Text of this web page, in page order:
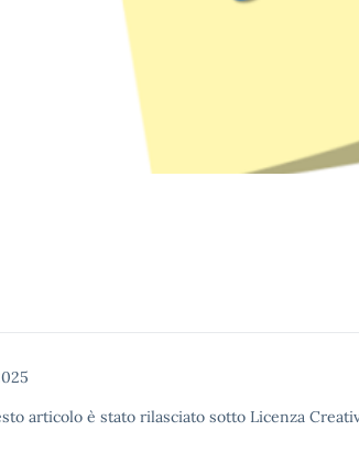
articolo è stato rilasciato sotto Licenza